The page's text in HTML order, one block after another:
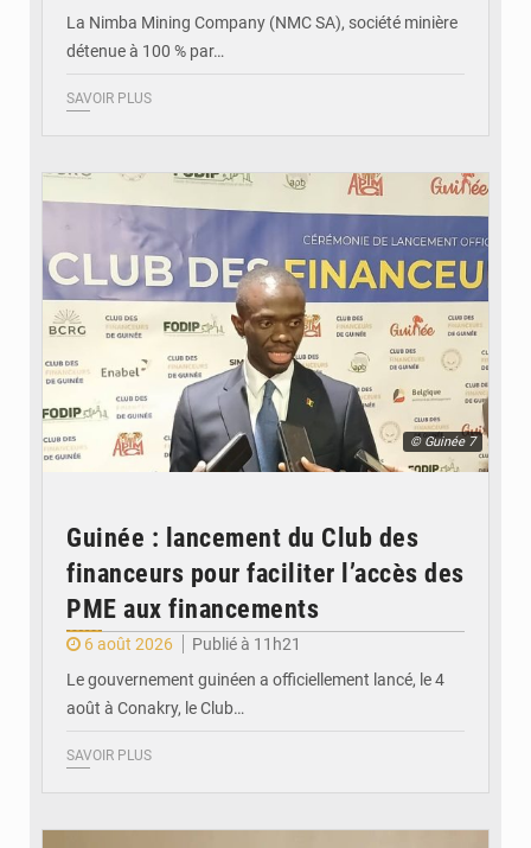
La Nimba Mining Company (NMC SA), société minière
détenue à 100 % par…
SAVOIR PLUS
© Guinée 7
Guinée : lancement du Club des
financeurs pour faciliter l’accès des
PME aux financements
6 août 2026
Publié à 11h21
Le gouvernement guinéen a officiellement lancé, le 4
août à Conakry, le Club…
SAVOIR PLUS